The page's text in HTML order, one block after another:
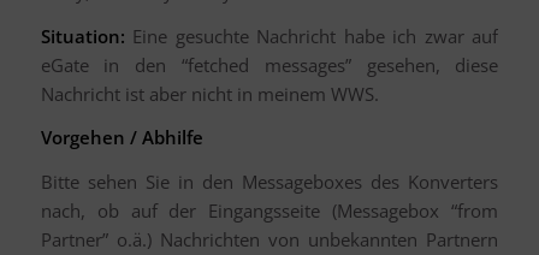
Situation: Eine gesuchte Nachricht habe ich zwar auf
eGate in den “fetched messages” gesehen, diese
Nachricht ist aber nicht in meinem WWS.
Vorgehen / Abhilfe
Bitte sehen Sie in den Messageboxes des Konverters
nach, ob auf der Eingangsseite (Messagebox “from
Partner” o.ä.) Nachrichten von unbekannten Partnern